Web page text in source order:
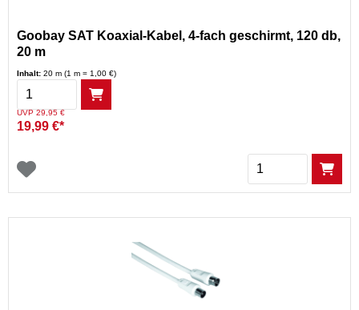
Goobay SAT Koaxial-Kabel, 4-fach geschirmt, 120 db,
20 m
Inhalt: 20 m (1 m = 1,00 €)
Menge
Preis reduziert von
UVP 29,95 €auf
19,99 €*
Menge